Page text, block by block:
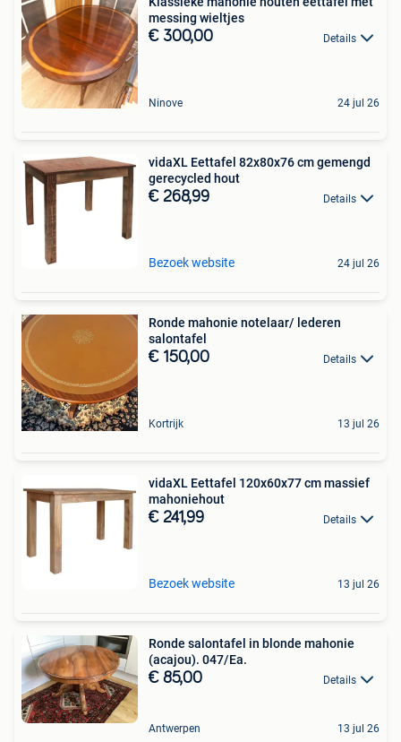
messing wieltjes
€ 300,00 Details
Ninove 24 jul 26
vidaXL Eettafel 82x80x76 cm gemengd
gerecycled hout
€ 268,99 Details
Bezoek website 24 jul 26
Ronde mahonie notelaar/ lederen
salontafel
€ 150,00 Details
Kortrijk 13 jul 26
vidaXL Eettafel 120x60x77 cm massief
mahoniehout
€ 241,99 Details
Bezoek website 13 jul 26
Ronde salontafel in blonde mahonie
(acajou). 047/Ea.
€ 85,00 Details
Antwerpen 13 jul 26